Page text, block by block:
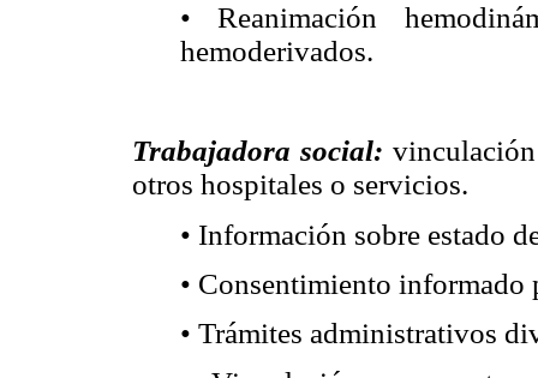
• Reanimación
hemoderivados.
Trabajadora social:
otros hospitales o servicios.
• Información sobre estado
• Consentimiento informado
• Trámites administrativos